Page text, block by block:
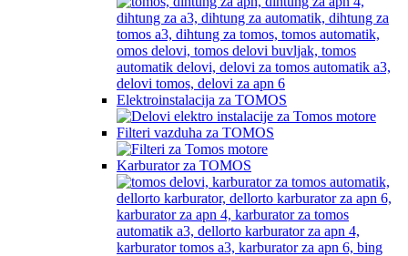
Elektroinstalacija za TOMOS
Filteri vazduha za TOMOS
Karburator za TOMOS